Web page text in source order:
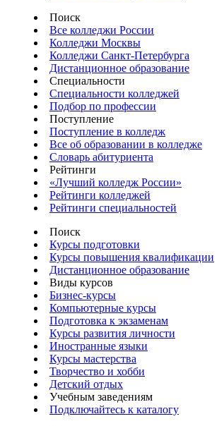
Поиск
Все колледжи России
Колледжи Москвы
Колледжи Санкт-Петербурга
Дистанционное образование
Специальности
Специальности колледжей
Подбор по профессии
Поступление
Поступление в колледж
Все об образовании в колледже
Словарь абитуриента
Рейтинги
«Лучший колледж России»
Рейтинги колледжей
Рейтинги специальностей
Поиск
Курсы подготовки
Курсы повышения квалификации
Дистанционное образование
Виды курсов
Бизнес-курсы
Компьютерные курсы
Подготовка к экзаменам
Курсы развития личности
Иностранные языки
Курсы мастерства
Творчество и хобби
Детский отдых
Учебным заведениям
Подключайтесь к каталогу